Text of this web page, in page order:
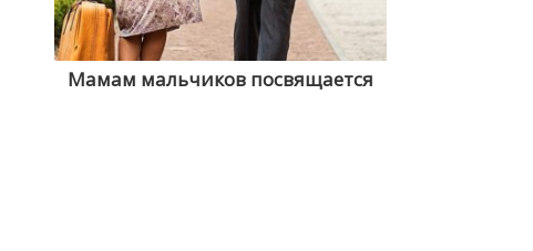
Мамам мальчиков посвящается